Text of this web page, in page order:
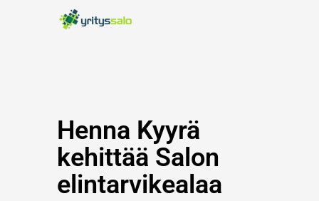
Henna Kyyrä
kehittää Salon
elintarvikealaa